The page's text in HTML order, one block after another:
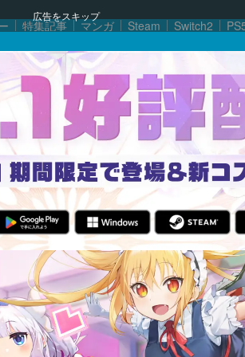
広告をスキップ
特集記事 マンガ Steam Switch2